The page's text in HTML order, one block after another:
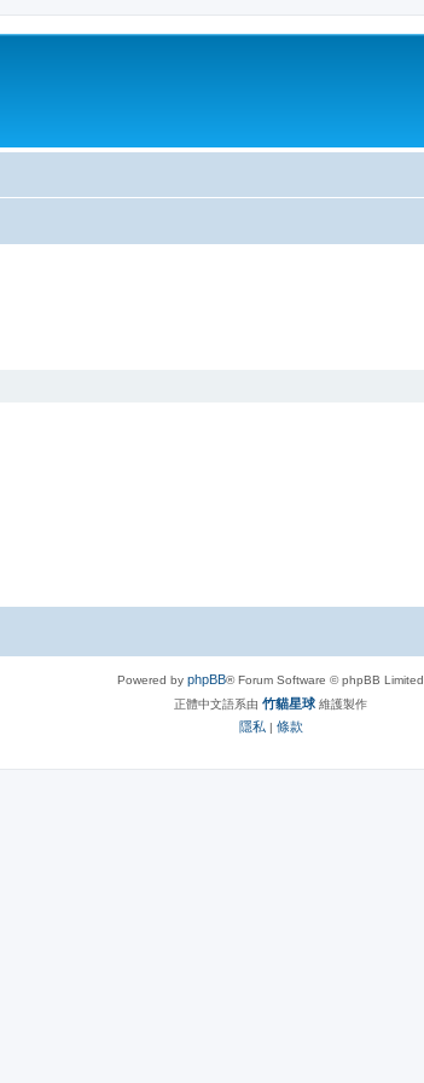
Powered by phpBB® Forum Software © phpBB Limited
正體中文語系由 竹貓星球 維護製作
隱私 | 條款